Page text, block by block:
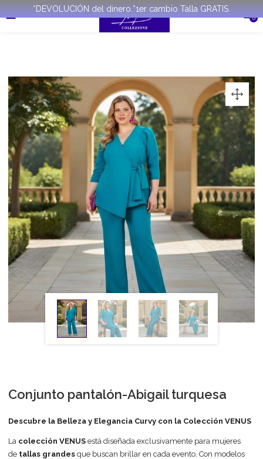
*DEVOLUCIÓN del dinero.*1er cambio Talla GRATIS.
0
Conjunto pantalón-Abigail turquesa
Descubre la Belleza y Elegancia Curvy con la Colección VENUS
La colección VENUS está diseñada exclusivamente para mujeres
de tallas grandes que buscan brillar en cada evento. Con modelos